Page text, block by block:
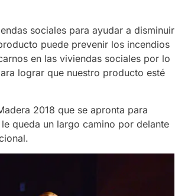
sociales para ayudar a disminuir
puede prevenir los incendios
en las viviendas sociales por lo
lograr que nuestro producto esté
2018 que se apronta para
queda un largo camino por delante